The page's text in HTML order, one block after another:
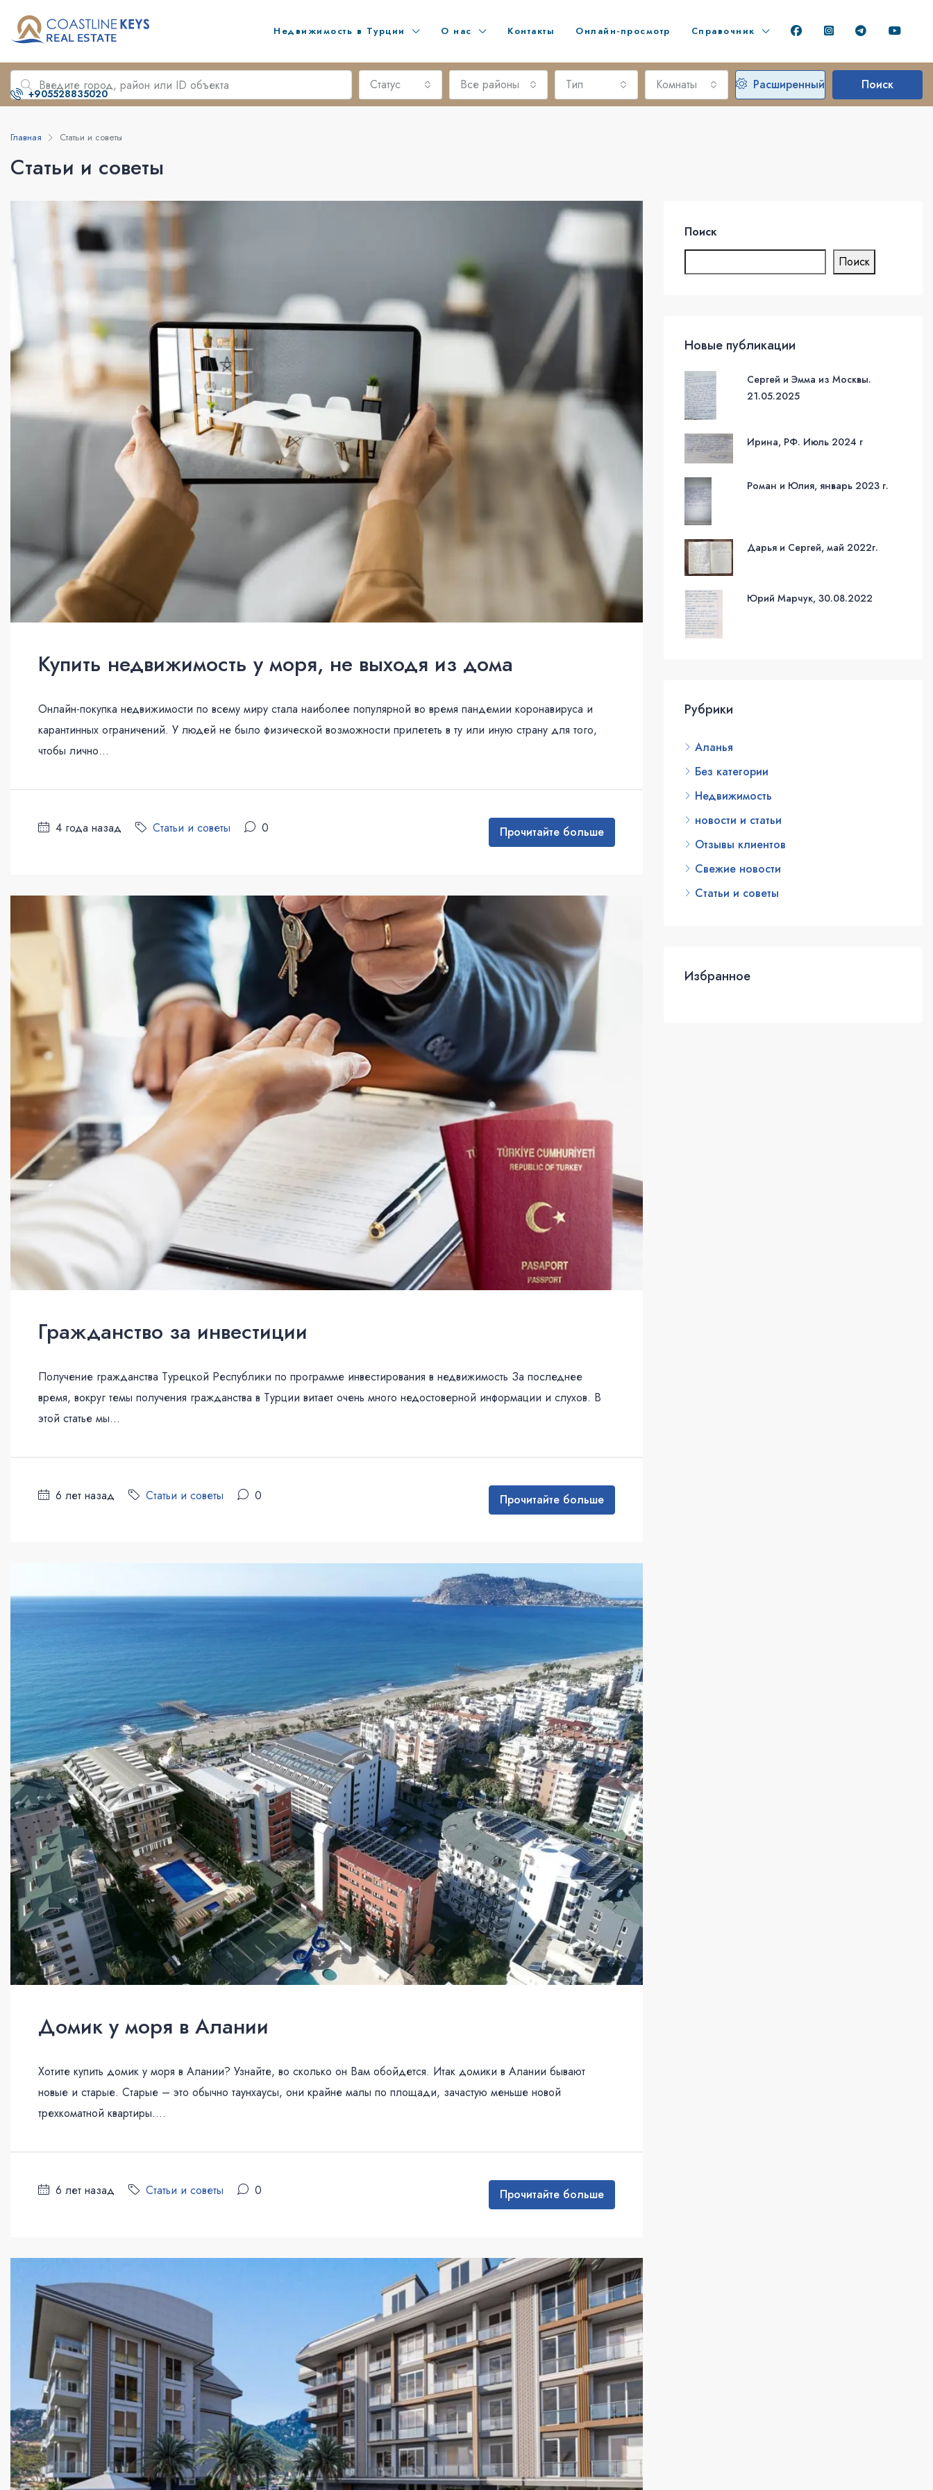
Недвижимость в Турции О нас Контакты Онлайн-просмотр Справочник
+905528835020
Статус Все районы Тип Комнаты Расширенный Поиск
Главная Статьи и советы
Статьи и советы
Купить недвижимость у моря, не выходя из дома
Онлайн-покупка недвижимости по всему миру стала наиболее популярной во время пандемии коронавируса и
карантинных ограничений. У людей не было физической возможности прилететь в ту или иную страну для того,
чтобы лично...
4 года назад Статьи и советы 0 Прочитайте больше
Гражданство за инвестиции
Получение гражданства Турецкой Республики по программе инвестирования в недвижимость За последнее
время, вокруг темы получения гражданства в Турции витает очень много недостоверной информации и слухов. В
этой статье мы...
6 лет назад Статьи и советы 0 Прочитайте больше
Домик у моря в Алании
Хотите купить домик у моря в Алании? Узнайте, во сколько он Вам обойдется. Итак домики в Алании бывают
новые и старые. Старые – это обычно таунхаусы, они крайне малы по площади, зачастую меньше новой
трехкоматной квартиры....
6 лет назад Статьи и советы 0 Прочитайте больше
Поиск
Поиск
Новые публикации
Сергей и Эмма из Москвы.
21.05.2025
Ирина, РФ. Июль 2024 г
Роман и Юлия, январь 2023 г.
Дарья и Сергей, май 2022г.
Юрий Марчук, 30.08.2022
Рубрики
Аланья
Без категории
Недвижимость
новости и статьи
Отзывы клиентов
Свежие новости
Статьи и советы
Избранное